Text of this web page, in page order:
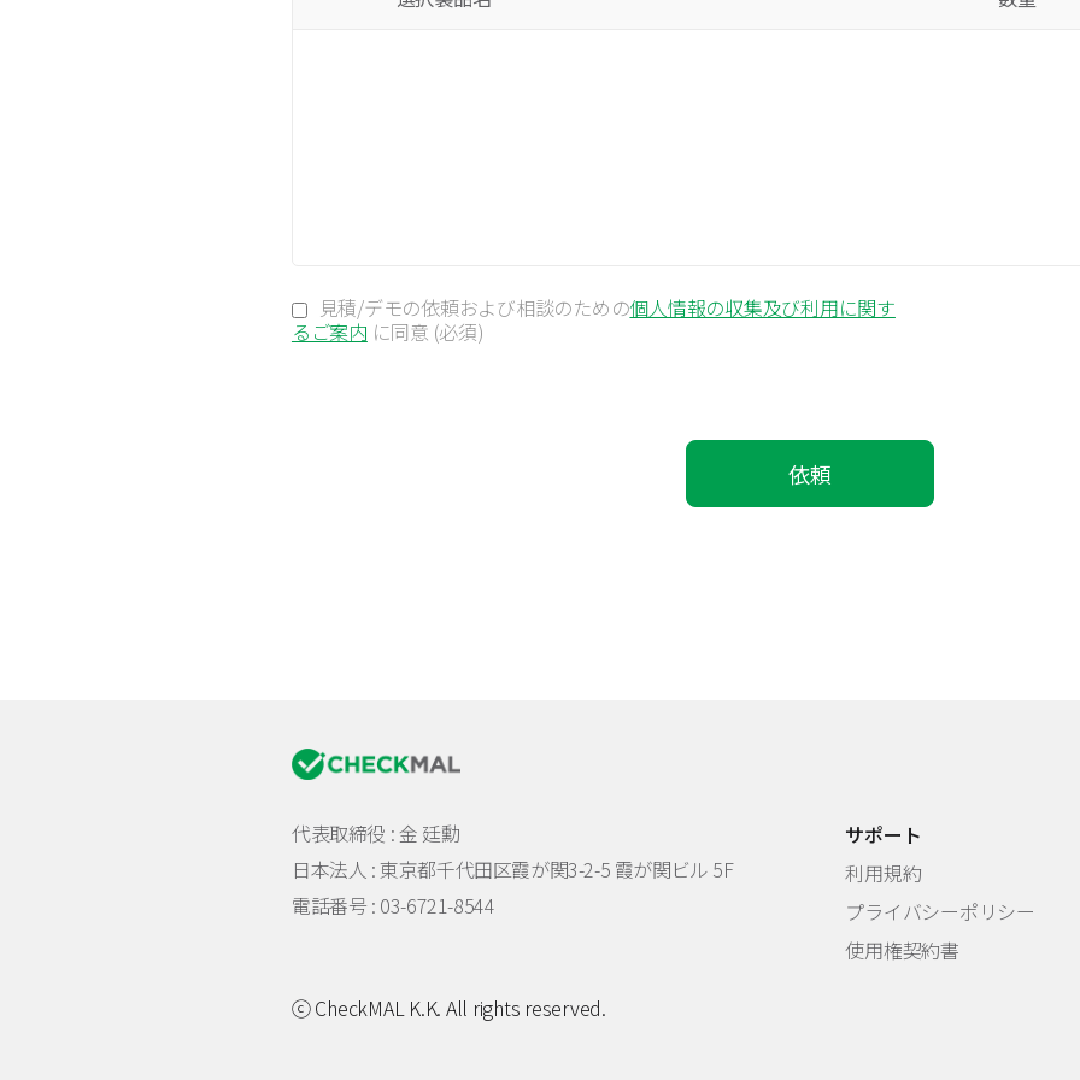
見積/デモの依頼および相談のための個人情報の収集及び利用に関す
るご案内 に同意 (必須)
代表取締役 : 金 廷勳
日本法人 :東京都千代田区霞が関3-2-5 霞が関ビル 5F
電話番号 : 03-6721-8544
サポート
利用規約
プライバシーポリシー
使用権契約書
ⓒ CheckMAL K.K. All rights reserved.